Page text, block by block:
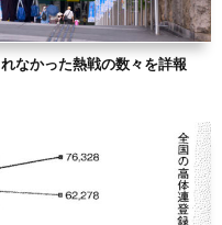
なかった熱戦の数々を詳報